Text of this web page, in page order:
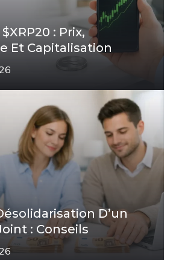
: Prix,
Et Capitalisation
D’un
: Conseils